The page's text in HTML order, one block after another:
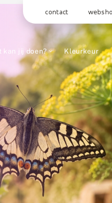
contact
kan jij doen? Kleurkeur